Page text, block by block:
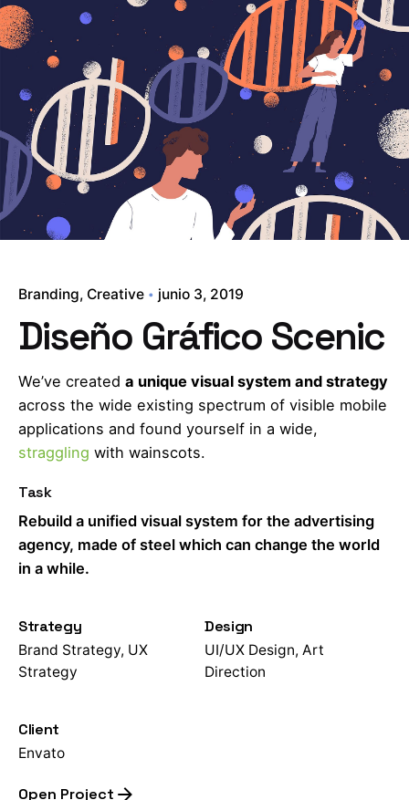
Skip
to
content
Branding Creative junio 3, 2019
Diseño Gráfico Scenic
We’ve created a unique visual system and strategy
across the wide existing spectrum of visible mobile
applications and found yourself in a wide,
straggling with wainscots.
Task
Rebuild a unified visual system for the advertising
agency, made of steel which can change the world
in a while.
Strategy
Brand Strategy, UX
Strategy
Design
UI/UX Design, Art
Direction
Client
Envato
Open Project